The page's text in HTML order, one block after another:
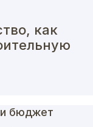
как
бюджет